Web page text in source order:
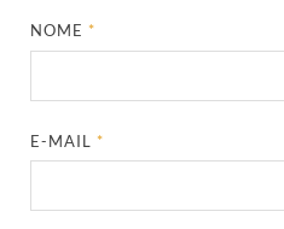
NOME*
E-MAIL*